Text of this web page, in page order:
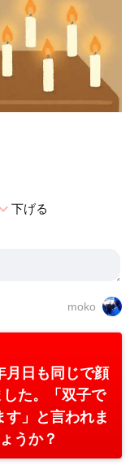
下げる
moko
月日も同じで顔
た。「双子で
」と言われま
うか？